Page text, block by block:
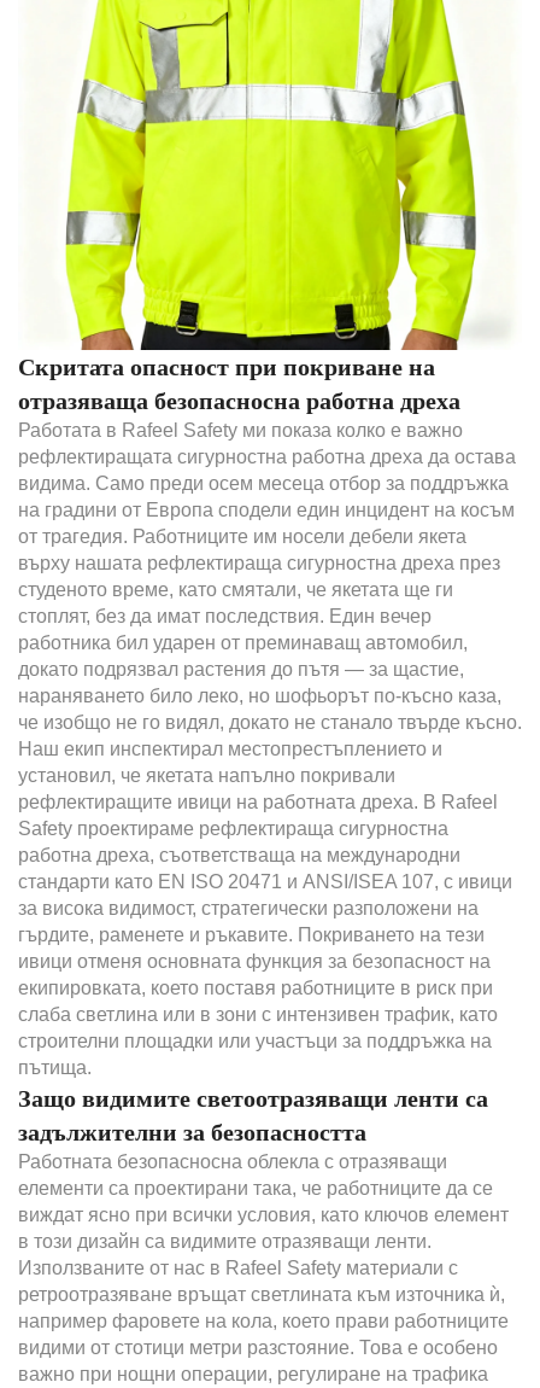
Скритата опасност при покриване на
отразяваща безопасносна работна дреха
Работата в Rafeel Safety ми показа колко е важно
рефлектиращата сигурностна работна дреха да остава
видима. Само преди осем месеца отбор за поддръжка
на градини от Европа сподели един инцидент на косъм
от трагедия. Работниците им носели дебели якета
върху нашата рефлектираща сигурностна дреха през
студеното време, като смятали, че якетата ще ги
стоплят, без да имат последствия. Един вечер
работника бил ударен от преминаващ автомобил,
докато подрязвал растения до пътя — за щастие,
нараняването било леко, но шофьорът по-късно каза,
че изобщо не го видял, докато не станало твърде късно.
Наш екип инспектирал местопрестъплението и
установил, че якетата напълно покривали
рефлектиращите ивици на работната дреха. В Rafeel
Safety проектираме рефлектираща сигурностна
работна дреха, съответстваща на международни
стандарти като EN ISO 20471 и ANSI/ISEA 107, с ивици
за висока видимост, стратегически разположени на
гърдите, раменете и ръкавите. Покриването на тези
ивици отменя основната функция за безопасност на
екипировката, което поставя работниците в риск при
слаба светлина или в зони с интензивен трафик, като
строителни площадки или участъци за поддръжка на
пътища.
Защо видимите светоотразяващи ленти са
задължителни за безопасността
Работната безопасносна облекла с отразяващи
елементи са проектирани така, че работниците да се
виждат ясно при всички условия, като ключов елемент
в този дизайн са видимите отразяващи ленти.
Използваните от нас в Rafeel Safety материали с
ретроотразяване връщат светлината към източника ѝ,
например фаровете на кола, което прави работниците
видими от стотици метри разстояние. Това е особено
важно при нощни операции, регулиране на трафика